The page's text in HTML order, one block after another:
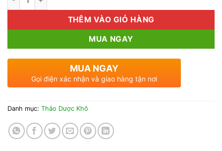
THÊM VÀO GIỎ HÀNG
MUA NGAY
MUA NGAY
Gọi điện xác nhận và giao hàng tận nơi
Danh mục: Thảo Dược Khô